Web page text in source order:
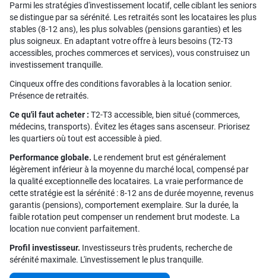
Parmi les stratégies d'investissement locatif, celle ciblant les seniors
se distingue par sa sérénité. Les retraités sont les locataires les plus
stables (8-12 ans), les plus solvables (pensions garanties) et les
plus soigneux. En adaptant votre offre à leurs besoins (T2-T3
accessibles, proches commerces et services), vous construisez un
investissement tranquille.
Cinqueux offre des conditions favorables à la location senior.
Présence de retraités.
Ce qu'il faut acheter : T2-T3 accessible, bien situé (commerces,
médecins, transports). Évitez les étages sans ascenseur. Priorisez
les quartiers où tout est accessible à pied.
Performance globale. Le rendement brut est généralement
légèrement inférieur à la moyenne du marché local, compensé par
la qualité exceptionnelle des locataires. La vraie performance de
cette stratégie est la sérénité : 8-12 ans de durée moyenne, revenus
garantis (pensions), comportement exemplaire. Sur la durée, la
faible rotation peut compenser un rendement brut modeste. La
location nue convient parfaitement.
Profil investisseur. Investisseurs très prudents, recherche de
sérénité maximale. L'investissement le plus tranquille.